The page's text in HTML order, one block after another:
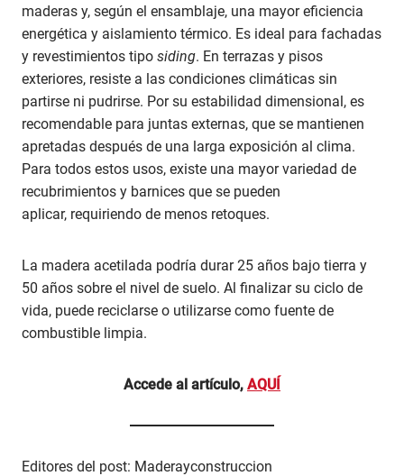
maderas y, según el ensamblaje, una mayor eficiencia
energética y aislamiento térmico. Es ideal para fachadas
y revestimientos tipo siding. En terrazas y pisos
exteriores, resiste a las condiciones climáticas sin
partirse ni pudrirse. Por su estabilidad dimensional, es
recomendable para juntas externas, que se mantienen
apretadas después de una larga exposición al clima.
Para todos estos usos, existe una mayor variedad de
recubrimientos y barnices que se pueden
aplicar, requiriendo de menos retoques.
La madera acetilada podría durar 25 años bajo tierra y
50 años sobre el nivel de suelo. Al finalizar su ciclo de
vida, puede reciclarse o utilizarse como fuente de
combustible limpia.
Accede al artículo, AQUÍ
Editores del post: Maderayconstruccion